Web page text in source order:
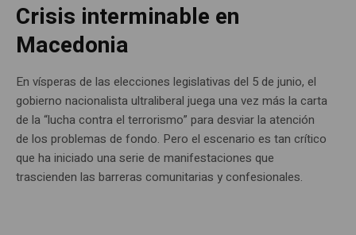
Crisis interminable en
Macedonia
En vísperas de las elecciones legislativas del 5 de junio, el
gobierno nacionalista ultraliberal juega una vez más la carta
de la “lucha contra el terrorismo” para desviar la atención
de los problemas de fondo. Pero el escenario es tan crítico
que ha iniciado una serie de manifestaciones que
trascienden las barreras comunitarias y confesionales.